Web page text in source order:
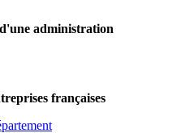
administration
françaises